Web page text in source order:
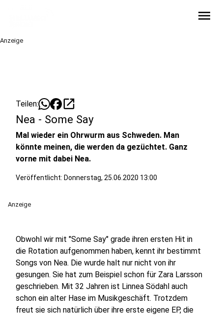
menu
Anzeige
Teilen: open_in_new
Nea - Some Say
Mal wieder ein Ohrwurm aus Schweden. Man
könnte meinen, die werden da gezüchtet. Ganz
vorne mit dabei Nea.
Veröffentlicht: Donnerstag, 25.06.2020 13:00
Anzeige
Obwohl wir mit "Some Say" grade ihren ersten Hit in
die Rotation aufgenommen haben, kennt ihr bestimmt
Songs von Nea. Die wurde halt nur nicht von ihr
gesungen. Sie hat zum Beispiel schon für Zara Larsson
geschrieben. Mit 32 Jahren ist Linnea Södahl auch
schon ein alter Hase im Musikgeschäft. Trotzdem
freut sie sich natürlich über ihre erste eigene EP, die